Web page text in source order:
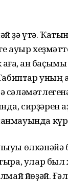
ҙә үтә.
ауыр
ҡан
уның
сирҙәрен
өлкәнәйә
улар
йөҙәй.